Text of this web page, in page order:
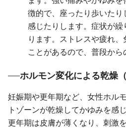
徴的で、座ったり歩いた
感じたりします。症状が
ります。ストレスや疲れ
ことがあるので、普段から
ホルモン変化による乾燥
妊娠期や更年期など、女性ホル
トゾーンが乾燥してかゆみを感
更年期は皮膚が薄くなり、刺激